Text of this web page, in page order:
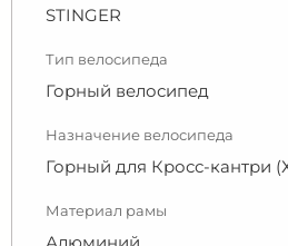
STINGER
Тип велосипеда
Горный велосипед
Назначение велосипеда
Горный для Кросс-кантри
Материал рамы